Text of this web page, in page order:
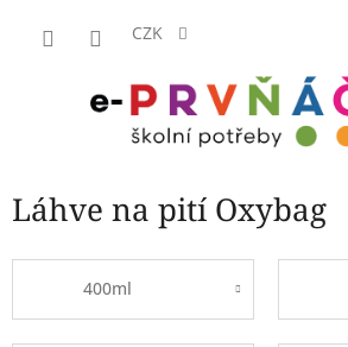
CZK
Láhve na pití Oxybag
400ml